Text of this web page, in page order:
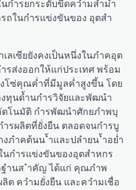
นกำรยกระดับขีดควำมสำมำ
ถในกำรแข่งขันของ อุตสำ
ลเซียยังคงเป็นหนึ่งในภำคอุต
ส่งออกให้แก่ประเทศ พร้อม
โซ่คุณค่ำที่มีมูลค่ำสูงขึ้น โดย
ทุนด้ำนกำรวิจัยและพัฒนำ
ตโนมัติ กำรพัฒนำศักยภำพบุ
รผลิตที่ยั่งยืน ตลอดจนกำรบู
ภำคต้นน ้ำและปลำยน ้ำอย่ำ
กำรแข่งขันของอุตสำหกร
ฐำนส ำคัญ ได้แก่ คุณภำพ
ต ควำมยั่งยืน และควำมเชื่อ